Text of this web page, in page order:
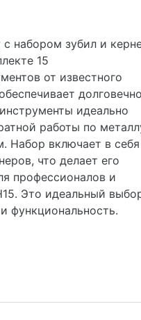
набором зубил и
15
от известного
идеально
работы по
Набор включает в себя
что делает его
профессионалов и
Это идеальный
функциональность.